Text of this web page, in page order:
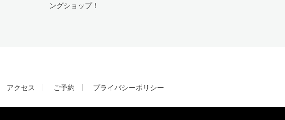
ングショップ！
アクセス ご予約 プライバシーポリシー